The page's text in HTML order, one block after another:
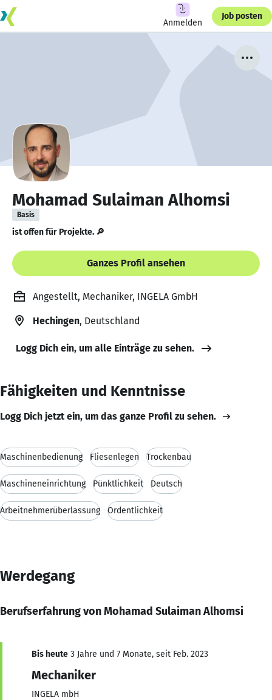
Anmelden
Job posten
Mohamad Sulaiman Alhomsi
Basis
ist offen für Projekte. 🔎
Ganzes Profil ansehen
Angestellt, Mechaniker, INGELA GmbH
Hechingen, Deutschland
Logg Dich ein, um alle Einträge zu sehen.
Fähigkeiten und Kenntnisse
Logg Dich jetzt ein, um das ganze Profil zu sehen.
Maschinenbedienung Fliesenlegen Trockenbau
Maschineneinrichtung Pünktlichkeit Deutsch
Arbeitnehmerüberlassung Ordentlichkeit
Werdegang
Berufserfahrung von Mohamad Sulaiman Alhomsi
Bis heute 3 Jahre und 7 Monate, seit Feb. 2023
Mechaniker
INGELA mbH